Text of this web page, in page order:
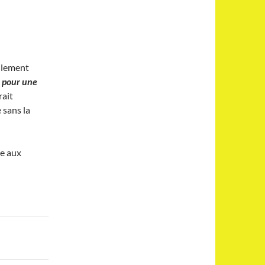
une
la
aux